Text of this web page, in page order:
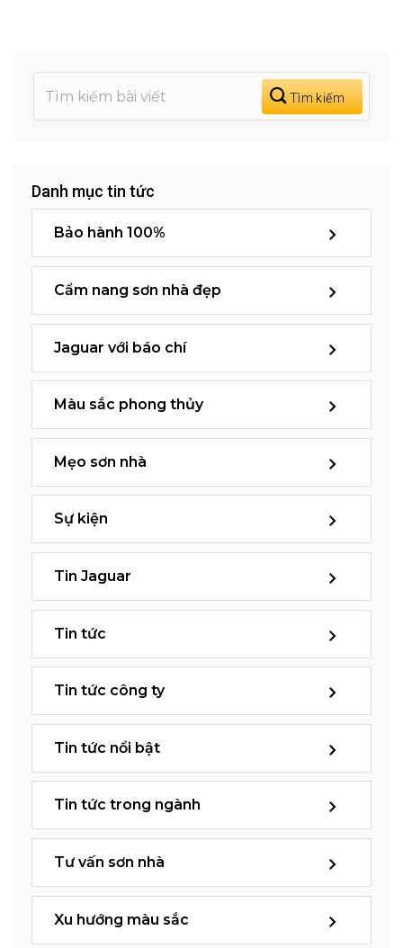
Danh mục tin tức
Bảo hành 100%
Cẩm nang sơn nhà đẹp
Jaguar với báo chí
Màu sắc phong thủy
Mẹo sơn nhà
Sự kiện
Tin Jaguar
Tin tức
Tin tức công ty
Tin tức nổi bật
Tin tức trong ngành
Tư vấn sơn nhà
Xu hướng màu sắc